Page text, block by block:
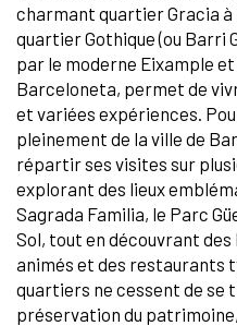
charmant quartier Gracia à
quartier Gothique (ou Barri
par le moderne Eixample
Barceloneta, permet de
et variées expériences.
pleinement de la ville de
répartir ses visites sur
explorant des lieux
Sagrada Familia, le Parc
Sol, tout en découvrant
animés et des restaurants
quartiers ne cessent de se
préservation du